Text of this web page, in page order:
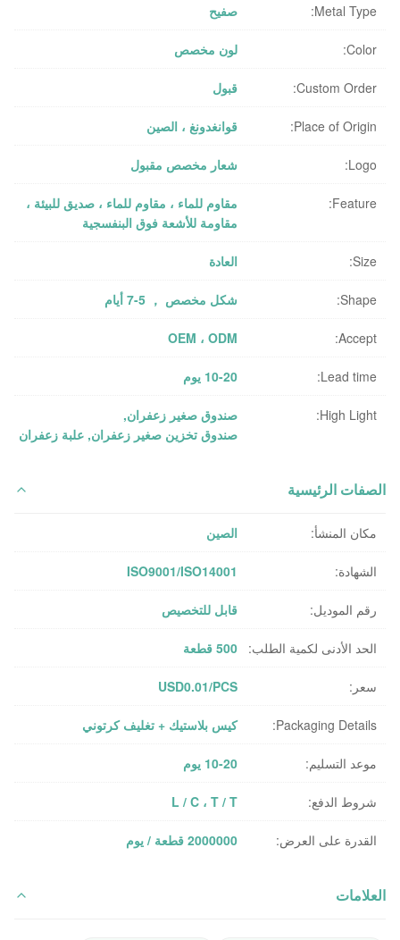
Metal Type: صفيح
Color: لون مخصص
Custom Order: قبول
Place of Origin: قوانغدونغ ، الصين
Logo: شعار مخصص مقبول
Feature:
مقاوم للماء ، مقاوم للماء ، صديق للبيئة ،
مقاومة للأشعة فوق البنفسجية
Size: العادة
Shape: شكل مخصص ， 5-7 أيام
Accept: OEM ، ODM
Lead time: 10-20 يوم
High Light: صندوق صغير زعفران,
صندوق تخزين صغير زعفران,علبة زعفران
الصفات الرئيسية
مكان المنشأ: الصين
الشهادة: ISO9001/ISO14001
رقم الموديل: قابل للتخصيص
الحد الأدنى لكمية الطلب: 500 قطعة
سعر: USD0.01/PCS
Packaging Details: كيس بلاستيك + تغليف كرتوني
موعد التسليم: 10-20 يوم
شروط الدفع: L / C ، T / T
القدرة على العرض: 2000000 قطعة / يوم
العلامات